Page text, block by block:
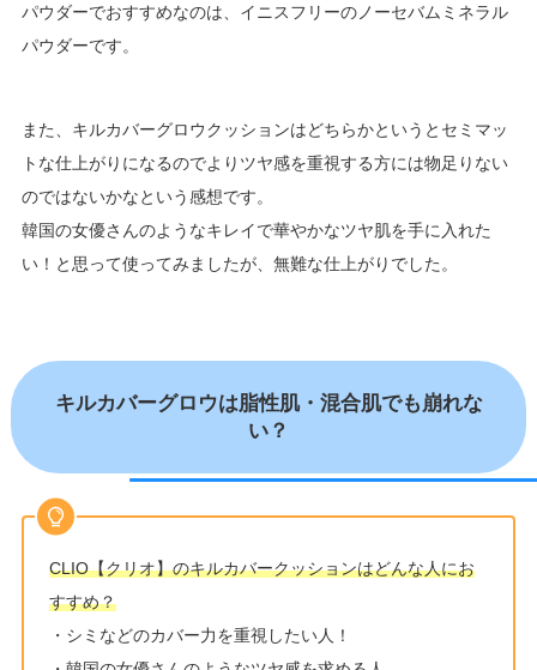
パウダーでおすすめなのは、イニスフリーのノーセバムミネラル
パウダーです。
また、キルカバーグロウクッションはどちらかというとセミマッ
トな仕上がりになるのでよりツヤ感を重視する方には物足りない
のではないかなという感想です。
韓国の女優さんのようなキレイで華やかなツヤ肌を手に入れた
い！と思って使ってみましたが、無難な仕上がりでした。
キルカバーグロウは脂性肌・混合肌でも崩れな
い？
CLIO【クリオ】のキルカバークッションはどんな人にお
すすめ？
・シミなどのカバー力を重視したい人！